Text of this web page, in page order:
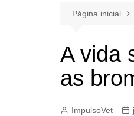
Página inicial
A vida
as
ImpulsoVet